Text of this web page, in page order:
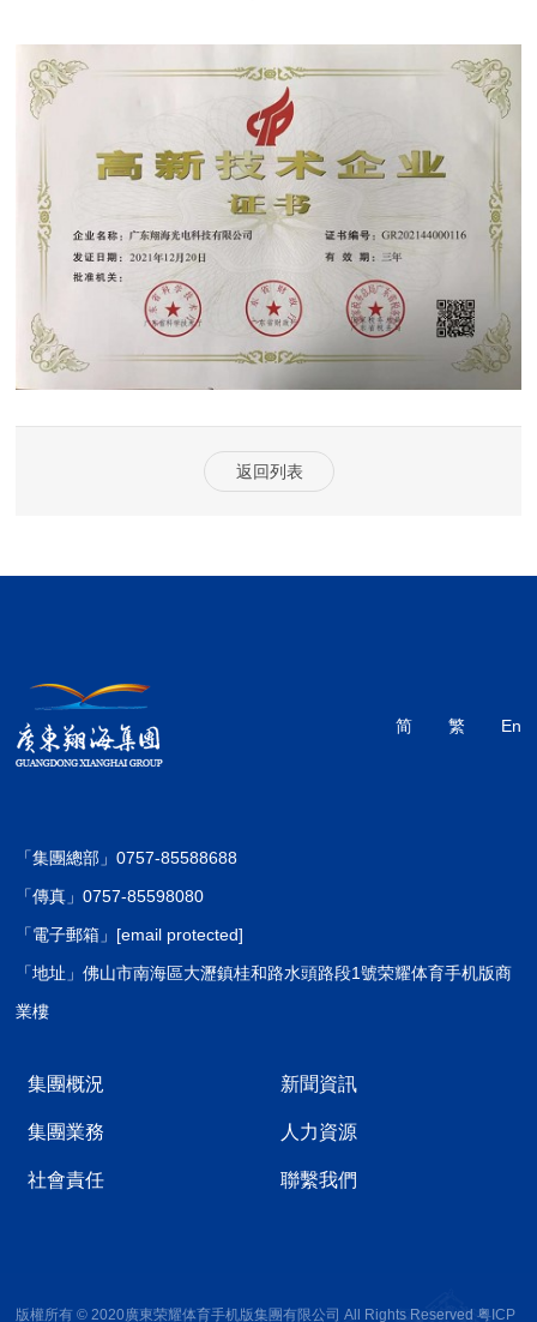
返回列表
简 繁 En
「集團總部」0757-85588688
「傳真」0757-85598080
「電子郵箱」 [email protected]
「地址」佛山市南海區大瀝鎮桂和路水頭路段1號荣耀体育手机版商
業樓
集團概況
集團業務
社會責任
新聞資訊
人力資源
聯繫我們
版權所有 © 2020廣東荣耀体育手机版集團有限公司 All Rights Reserved粤ICP